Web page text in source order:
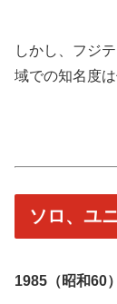
しかし、フジ
域での知名度
ソロ、ユ
1985（昭和60